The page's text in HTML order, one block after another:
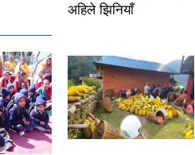
अहिले झिनियाँ